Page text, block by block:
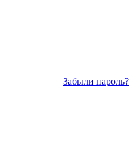
Забыли пароль?